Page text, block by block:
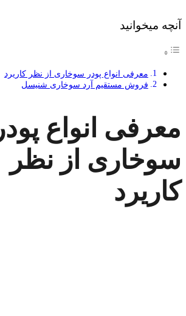
آنچه میخوانید
معرفی انواع پودر سوخاری از نظر کاریرد
فروش مستقیم آرد سوخاری شنیسل
معرفی انواع پودر
سوخاری از نظر
کاریرد